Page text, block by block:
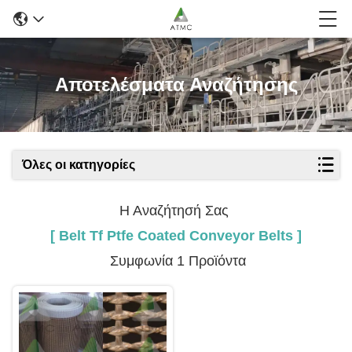
Αποτελέσματα Αναζήτησης
Όλες οι κατηγορίες
Η Αναζήτησή Σας
[ Belt Tf Ptfe Coated Conveyor Belts ]
Συμφωνία 1 Προϊόντα